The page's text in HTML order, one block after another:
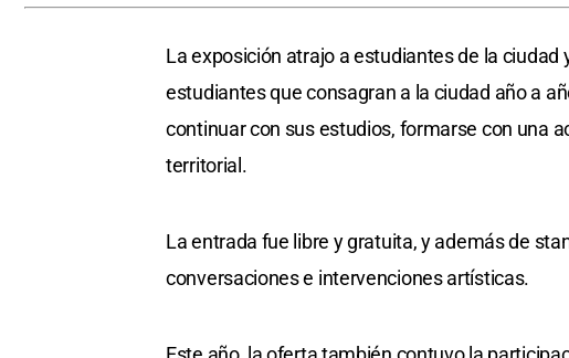
La exposición atrajo a estudiantes de la
estudiantes que consagran a la ciudad año a
continuar con sus estudios, formarse con una
territorial.
La entrada fue libre y gratuita, y además de
conversaciones e intervenciones artísticas.